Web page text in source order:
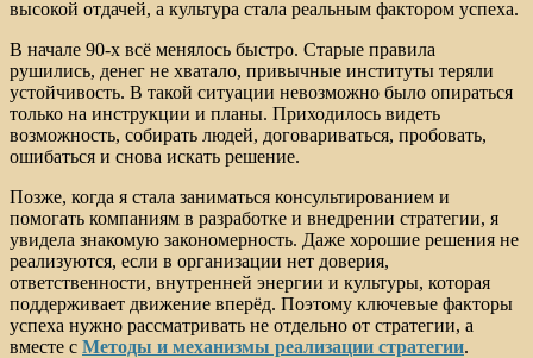
высокой отдачей, а культура стала реальным фактором успеха.
В начале 90-х всё менялось быстро. Старые правила
рушились, денег не хватало, привычные институты теряли
устойчивость. В такой ситуации невозможно было опираться
только на инструкции и планы. Приходилось видеть
возможность, собирать людей, договариваться, пробовать,
ошибаться и снова искать решение.
Позже, когда я стала заниматься консультированием и
помогать компаниям в разработке и внедрении стратегии, я
увидела знакомую закономерность. Даже хорошие решения не
реализуются, если в организации нет доверия,
ответственности, внутренней энергии и культуры, которая
поддерживает движение вперёд. Поэтому ключевые факторы
успеха нужно рассматривать не отдельно от стратегии, а
вместе с Методы и механизмы реализации стратегии.